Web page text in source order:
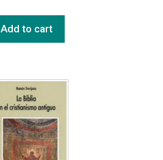
Add to cart